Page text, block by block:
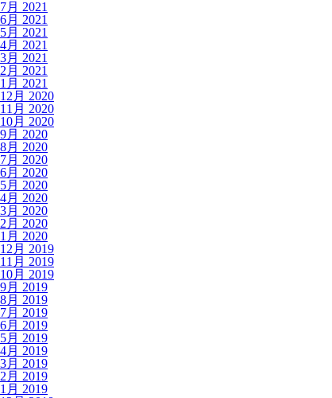
7月 2021
6月 2021
5月 2021
4月 2021
3月 2021
2月 2021
1月 2021
12月 2020
11月 2020
10月 2020
9月 2020
8月 2020
7月 2020
6月 2020
5月 2020
4月 2020
3月 2020
2月 2020
1月 2020
12月 2019
11月 2019
10月 2019
9月 2019
8月 2019
7月 2019
6月 2019
5月 2019
4月 2019
3月 2019
2月 2019
1月 2019